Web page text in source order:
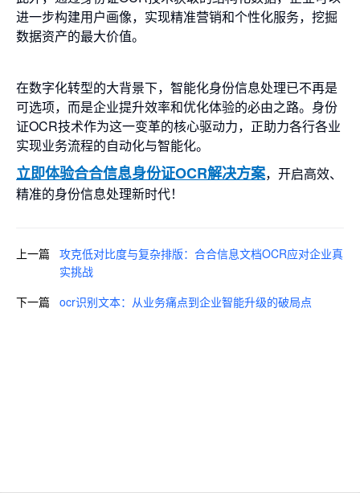
进一步构建用户画像，实现精准营销和个性化服务，挖掘
数据资产的最大价值。
在数字化转型的大背景下，智能化身份信息处理已不再是
可选项，而是企业提升效率和优化体验的必由之路。身份
证OCR技术作为这一变革的核心驱动力，正助力各行各业
实现业务流程的自动化与智能化。
立即体验合合信息身份证OCR解决方案，开启高效、
精准的身份信息处理新时代！
上一篇 攻克低对比度与复杂排版：合合信息文档OCR应对企业真
实挑战
下一篇 ocr识别文本：从业务痛点到企业智能升级的破局点